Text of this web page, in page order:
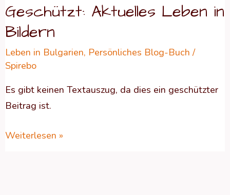
Geschützt: Aktuelles Leben in
Bildern
Leben in Bulgarien, Persönliches Blog-Buch /
Spirebo
Es gibt keinen Textauszug, da dies ein geschützter
Beitrag ist.
Weiterlesen »